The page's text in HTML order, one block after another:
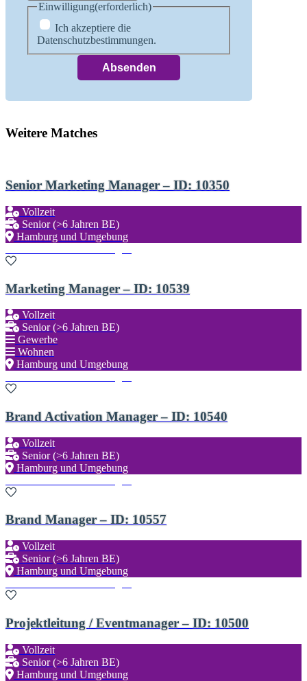
Einwilligung(erforderlich)
Ich akzeptiere die
Datenschutzbestimmungen.
Weitere Matches
Senior Marketing Manager – ID: 10350
Vollzeit
Senior (>6 Jahren BE)
Hamburg und Umgebung
Marketing Manager – ID: 10539
Vollzeit
Senior (>6 Jahren BE)
Gewerbe
Wohnen
Hamburg und Umgebung
Brand Activation Manager – ID: 10540
Vollzeit
Senior (>6 Jahren BE)
Hamburg und Umgebung
Brand Manager – ID: 10557
Vollzeit
Senior (>6 Jahren BE)
Hamburg und Umgebung
Projektleitung / Eventmanager – ID: 10500
Vollzeit
Senior (>6 Jahren BE)
Hamburg und Umgebung